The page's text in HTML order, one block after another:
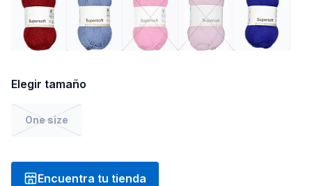
Elegir tamaño
One size
Encuentra tu tienda